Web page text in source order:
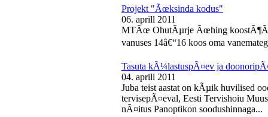
Projekt "Ãœksinda kodus"
06. aprill 2011
MTÃœ OhutÃµrje Ãœhing
vanuses 14â€“16 koos oma
Tasuta kÃ¼lastuspÃ¤ev ja
04. aprill 2011
Juba teist aastat on kÃµik huvilised
tervisepÃ¤eval, Eesti Tervishoiu
nÃ¤itus Panoptikon soodushinnaga...